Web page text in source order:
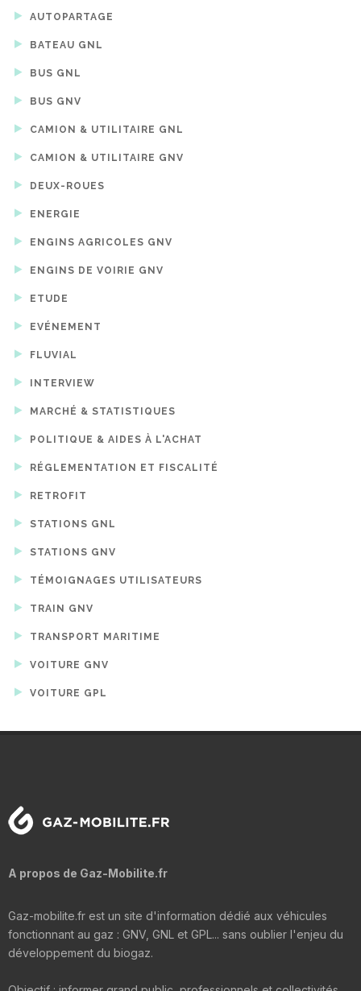
AUTOPARTAGE
BATEAU GNL
BUS GNL
BUS GNV
CAMION & UTILITAIRE GNL
CAMION & UTILITAIRE GNV
DEUX-ROUES
ENERGIE
ENGINS AGRICOLES GNV
ENGINS DE VOIRIE GNV
ETUDE
EVÉNEMENT
FLUVIAL
INTERVIEW
MARCHÉ & STATISTIQUES
POLITIQUE & AIDES À L'ACHAT
RÉGLEMENTATION ET FISCALITÉ
RETROFIT
STATIONS GNL
STATIONS GNV
TÉMOIGNAGES UTILISATEURS
TRAIN GNV
TRANSPORT MARITIME
VOITURE GNV
VOITURE GPL
A propos de Gaz-Mobilite.fr
Gaz-mobilite.fr est un site d'information dédié aux véhicules
fonctionnant au gaz : GNV, GNL et GPL... sans oublier l'enjeu du
développement du biogaz.